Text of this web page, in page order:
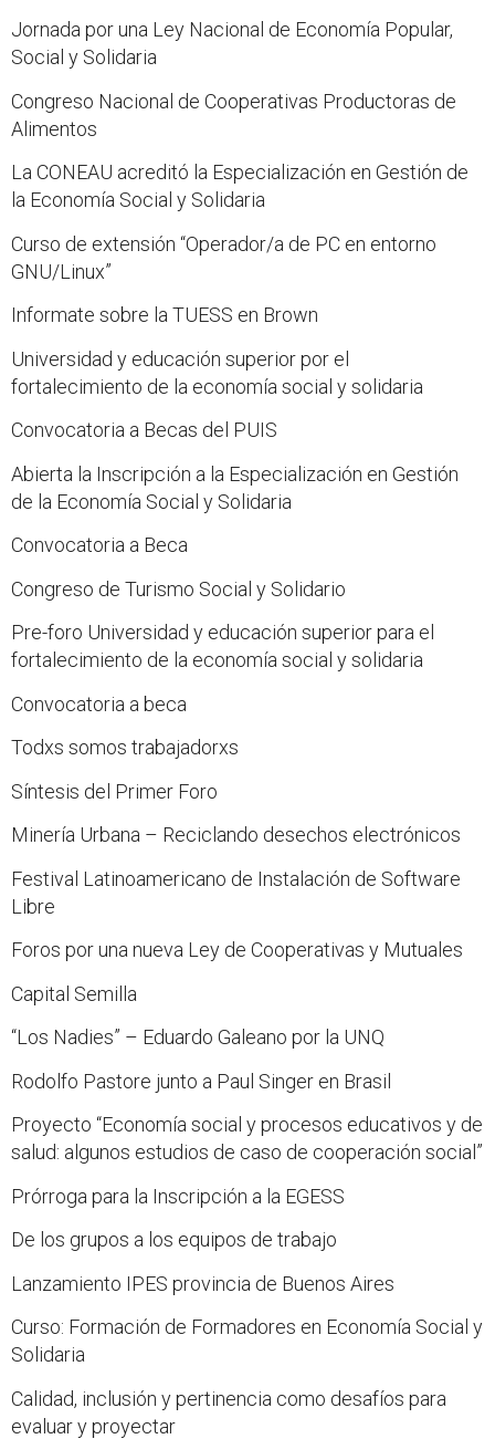
Jornada por una Ley Nacional de Economía Popular,
Social y Solidaria
Congreso Nacional de Cooperativas Productoras de
Alimentos
La CONEAU acreditó la Especialización en Gestión de
la Economía Social y Solidaria
Curso de extensión “Operador/a de PC en entorno
GNU/Linux”
Informate sobre la TUESS en Brown
Universidad y educación superior por el
fortalecimiento de la economía social y solidaria
Convocatoria a Becas del PUIS
Abierta la Inscripción a la Especialización en Gestión
de la Economía Social y Solidaria
Convocatoria a Beca
Congreso de Turismo Social y Solidario
Pre-foro Universidad y educación superior para el
fortalecimiento de la economía social y solidaria
Convocatoria a beca
Todxs somos trabajadorxs
Síntesis del Primer Foro
Minería Urbana – Reciclando desechos electrónicos
Festival Latinoamericano de Instalación de Software
Libre
Foros por una nueva Ley de Cooperativas y Mutuales
Capital Semilla
“Los Nadies” – Eduardo Galeano por la UNQ
Rodolfo Pastore junto a Paul Singer en Brasil
Proyecto “Economía social y procesos educativos y de
salud: algunos estudios de caso de cooperación social”
Prórroga para la Inscripción a la EGESS
De los grupos a los equipos de trabajo
Lanzamiento IPES provincia de Buenos Aires
Curso: Formación de Formadores en Economía Social y
Solidaria
Calidad, inclusión y pertinencia como desafíos para
evaluar y proyectar